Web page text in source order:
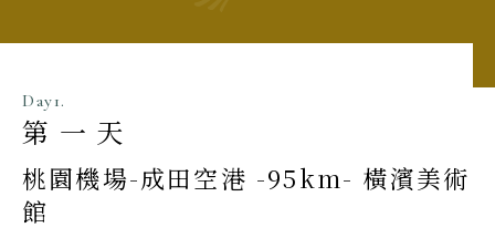
Day1.
第一天
桃園機場-成田空港 -95km- 橫濱美術
館